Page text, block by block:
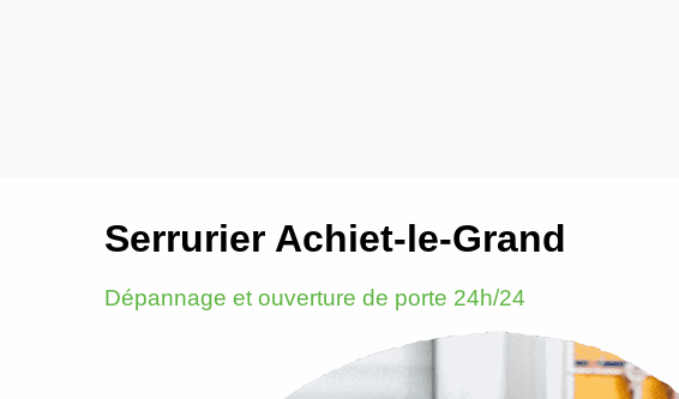
Serrurier Achiet-le-Grand
Dépannage et ouverture de porte 24h/24